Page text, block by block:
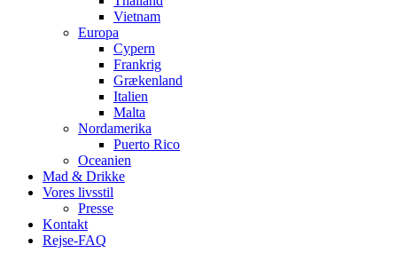
Vietnam
Europa
Cypern
Frankrig
Grækenland
Italien
Malta
Nordamerika
Puerto Rico
Oceanien
Mad & Drikke
Vores livsstil
Presse
Kontakt
Rejse-FAQ